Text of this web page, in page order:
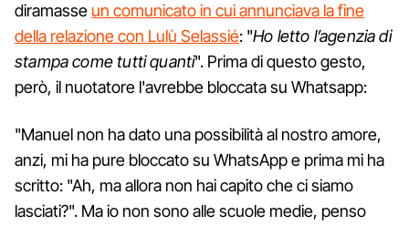
diramasse un comunicato in cui annunciava la fine
della relazione con Lulù Selassié: "Ho letto l’agenzia di
stampa come tutti quanti". Prima di questo gesto,
però, il nuotatore l'avrebbe bloccata su Whatsapp:
"Manuel non ha dato una possibilità al nostro amore,
anzi, mi ha pure bloccato su WhatsApp e prima mi ha
scritto: "Ah, ma allora non hai capito che ci siamo
lasciati?". Ma io non sono alle scuole medie, penso